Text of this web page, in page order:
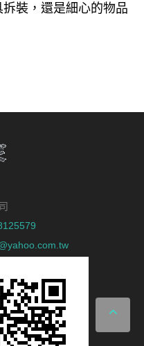
裝，還是細心的物品